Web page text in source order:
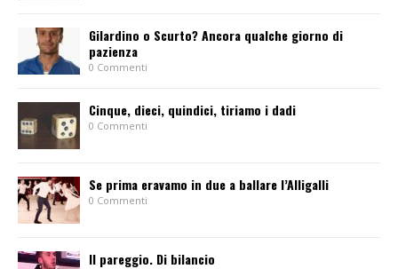
Gilardino o Scurto? Ancora qualche giorno di
pazienza
0 Commenti
Cinque, dieci, quindici, tiriamo i dadi
0 Commenti
Se prima eravamo in due a ballare l’Alligalli
0 Commenti
Il pareggio. Di bilancio